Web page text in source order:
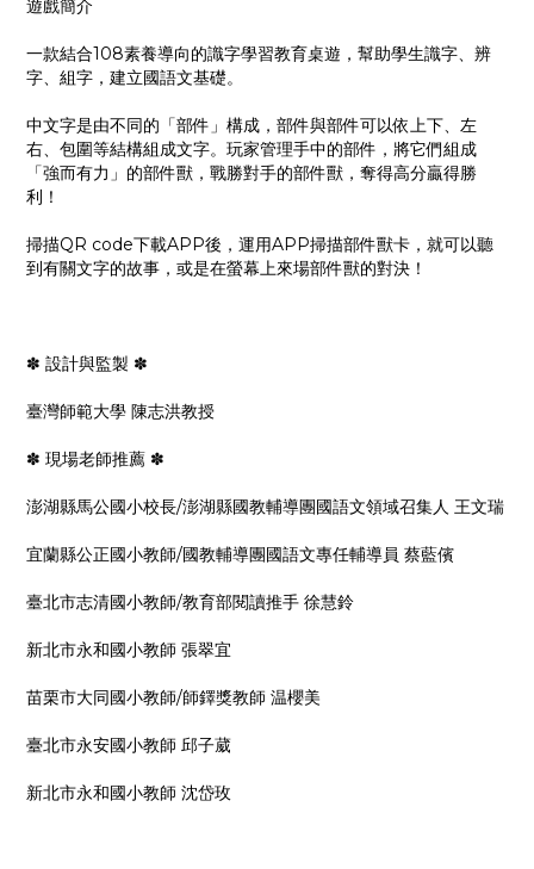
遊戲簡介
一款結合108素養導向的識字學習教育桌遊，幫助學生識字、辨
字、組字，建立國語文基礎。
中文字是由不同的「部件」構成，部件與部件可以依上下、左
右、包圍等結構組成文字。玩家管理手中的部件，將它們組成
「強而有力」的部件獸，戰勝對手的部件獸，奪得高分贏得勝
利！
掃描QR code下載APP後，運用APP掃描部件獸卡，就可以聽
到有關文字的故事，或是在螢幕上來場部件獸的對決！
✽ 設計與監製 ✽
臺灣師範大學 陳志洪教授
✽ 現場老師推薦 ✽
澎湖縣馬公國小校長/澎湖縣國教輔導團國語文領域召集人 王文瑞
宜蘭縣公正國小教師/國教輔導團國語文專任輔導員 蔡藍儐
臺北市志清國小教師/教育部閱讀推手 徐慧鈴
新北市永和國小教師 張翠宜
苗栗市大同國小教師/師鐸獎教師 温櫻美
臺北市永安國小教師 邱子葳
新北市永和國小教師 沈岱玫